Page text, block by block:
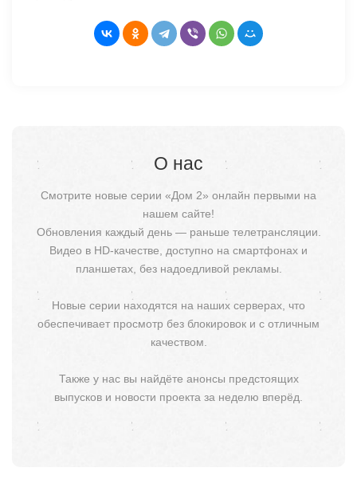
О нас
Смотрите новые серии «Дом 2» онлайн первыми на
нашем сайте!
Обновления каждый день — раньше телетрансляции.
Видео в HD-качестве, доступно на смартфонах и
планшетах, без надоедливой рекламы.
Новые серии находятся на наших серверах, что
обеспечивает просмотр без блокировок и с отличным
качеством.
Также у нас вы найдёте анонсы предстоящих
выпусков и новости проекта за неделю вперёд.